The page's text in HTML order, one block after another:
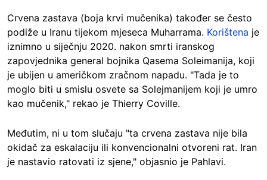
Crvena zastava (boja krvi mučenika) također se često
podiže u Iranu tijekom mjeseca Muharrama. Korištena je
iznimno u siječnju 2020. nakon smrti iranskog
zapovjednika general bojnika Qasema Soleimanija, koji
je ubijen u američkom zračnom napadu. "Tada je to
moglo biti u smislu osvete sa Solejmanijem koji je umro
kao mučenik," rekao je Thierry Coville.
Međutim, ni u tom slučaju "ta crvena zastava nije bila
okidač za eskalaciju ili konvencionalni otvoreni rat. Iran
je nastavio ratovati iz sjene," objasnio je Pahlavi.